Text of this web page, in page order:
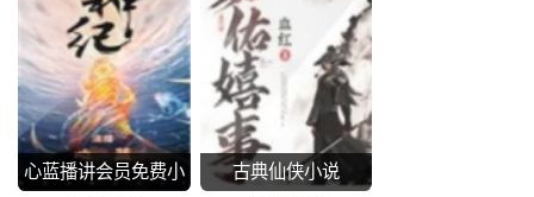
心蓝播讲会员免费小
古典仙侠小说